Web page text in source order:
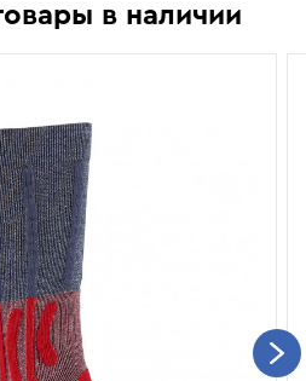
в наличии